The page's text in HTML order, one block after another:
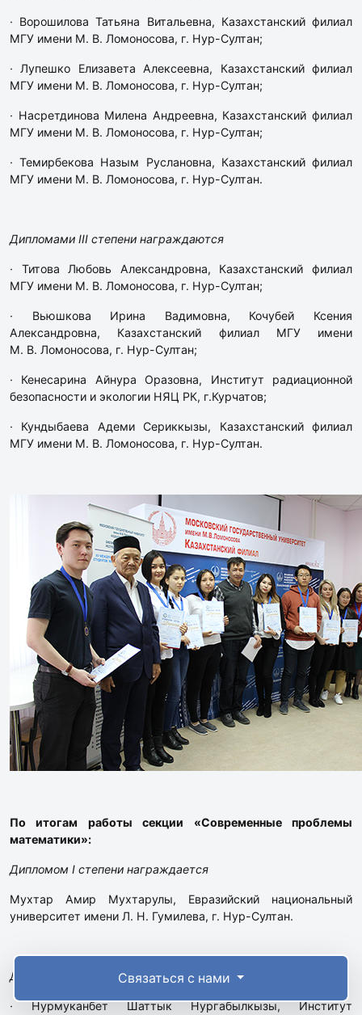
· Ворошилова Татьяна Витальевна, Казахстанский филиал
МГУ имени М. В. Ломоносова, г. Нур-Султан;
· Лупешко Елизавета Алексеевна, Казахстанский филиал
МГУ имени М. В. Ломоносова, г. Нур-Султан;
· Насретдинова Милена Андреевна, Казахстанский филиал
МГУ имени М. В. Ломоносова, г. Нур-Султан;
· Темирбекова Назым Руслановна, Казахстанский филиал
МГУ имени М. В. Ломоносова, г. Нур-Султан.
Дипломами III степени награждаются
· Титова Любовь Александровна, Казахстанский филиал
МГУ имени М. В. Ломоносова, г. Нур-Султан;
· Вьюшкова Ирина Вадимовна, Кочубей Ксения
Александровна, Казахстанский филиал МГУ имени
М. В. Ломоносова, г. Нур-Султан;
· Кенесарина Айнура Оразовна, Институт радиационной
безопасности и экологии НЯЦ РК, г.Курчатов;
· Кундыбаева Адеми Сериккызы, Казахстанский филиал
МГУ имени М. В. Ломоносова, г. Нур-Султан.
По итогам работы секции «Современные проблемы
математики»:
Дипломом I степени награждается
Мухтар Амир Мухтарулы, Евразийский национальный
университет имени Л. Н. Гумилева, г. Нур-Султан.
Дипломами II степени награждаются
· Нурмуканбет Шаттык Нургабылкызы, Институт
Связаться с нами